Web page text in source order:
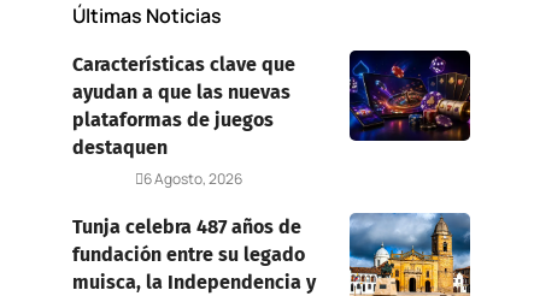
Últimas Noticias
Características clave que
ayudan a que las nuevas
plataformas de juegos
destaquen
6 Agosto, 2026
Tunja celebra 487 años de
fundación entre su legado
muisca, la Independencia y